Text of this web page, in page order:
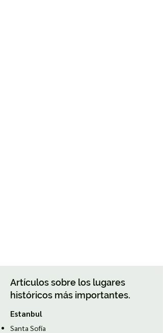
Artículos sobre los lugares
históricos más importantes.
Estanbul
Santa Sofía